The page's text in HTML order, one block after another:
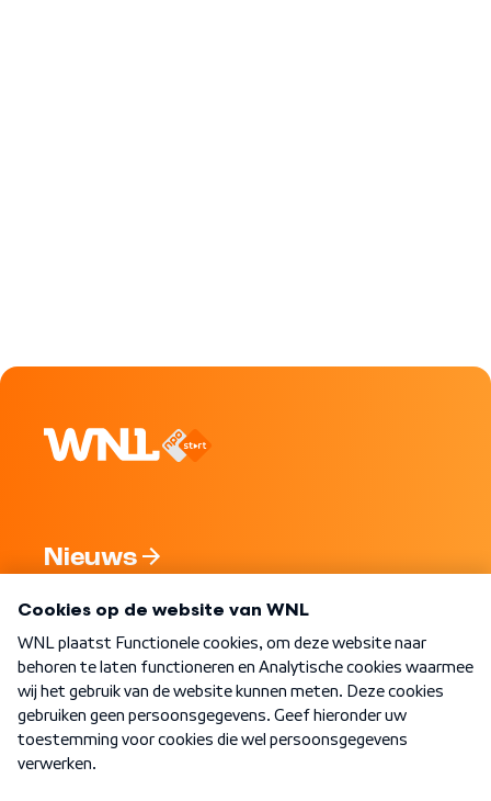
Nieuws
Nieuwsbrief
Word Lid